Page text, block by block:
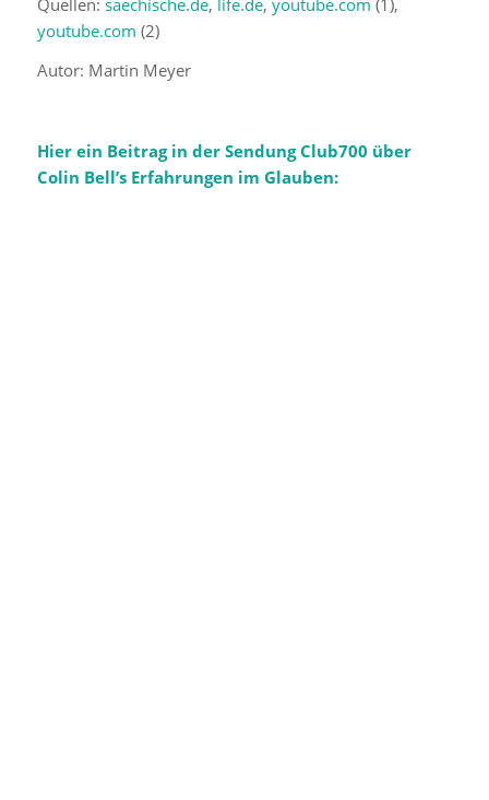
youtube.com (2)
Autor: Martin Meyer
Hier ein Beitrag in der Sendung Club700 über
Colin Bell’s Erfahrungen im Glauben: